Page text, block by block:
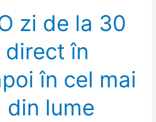
zi de la 30
în
în cel mai
din lume